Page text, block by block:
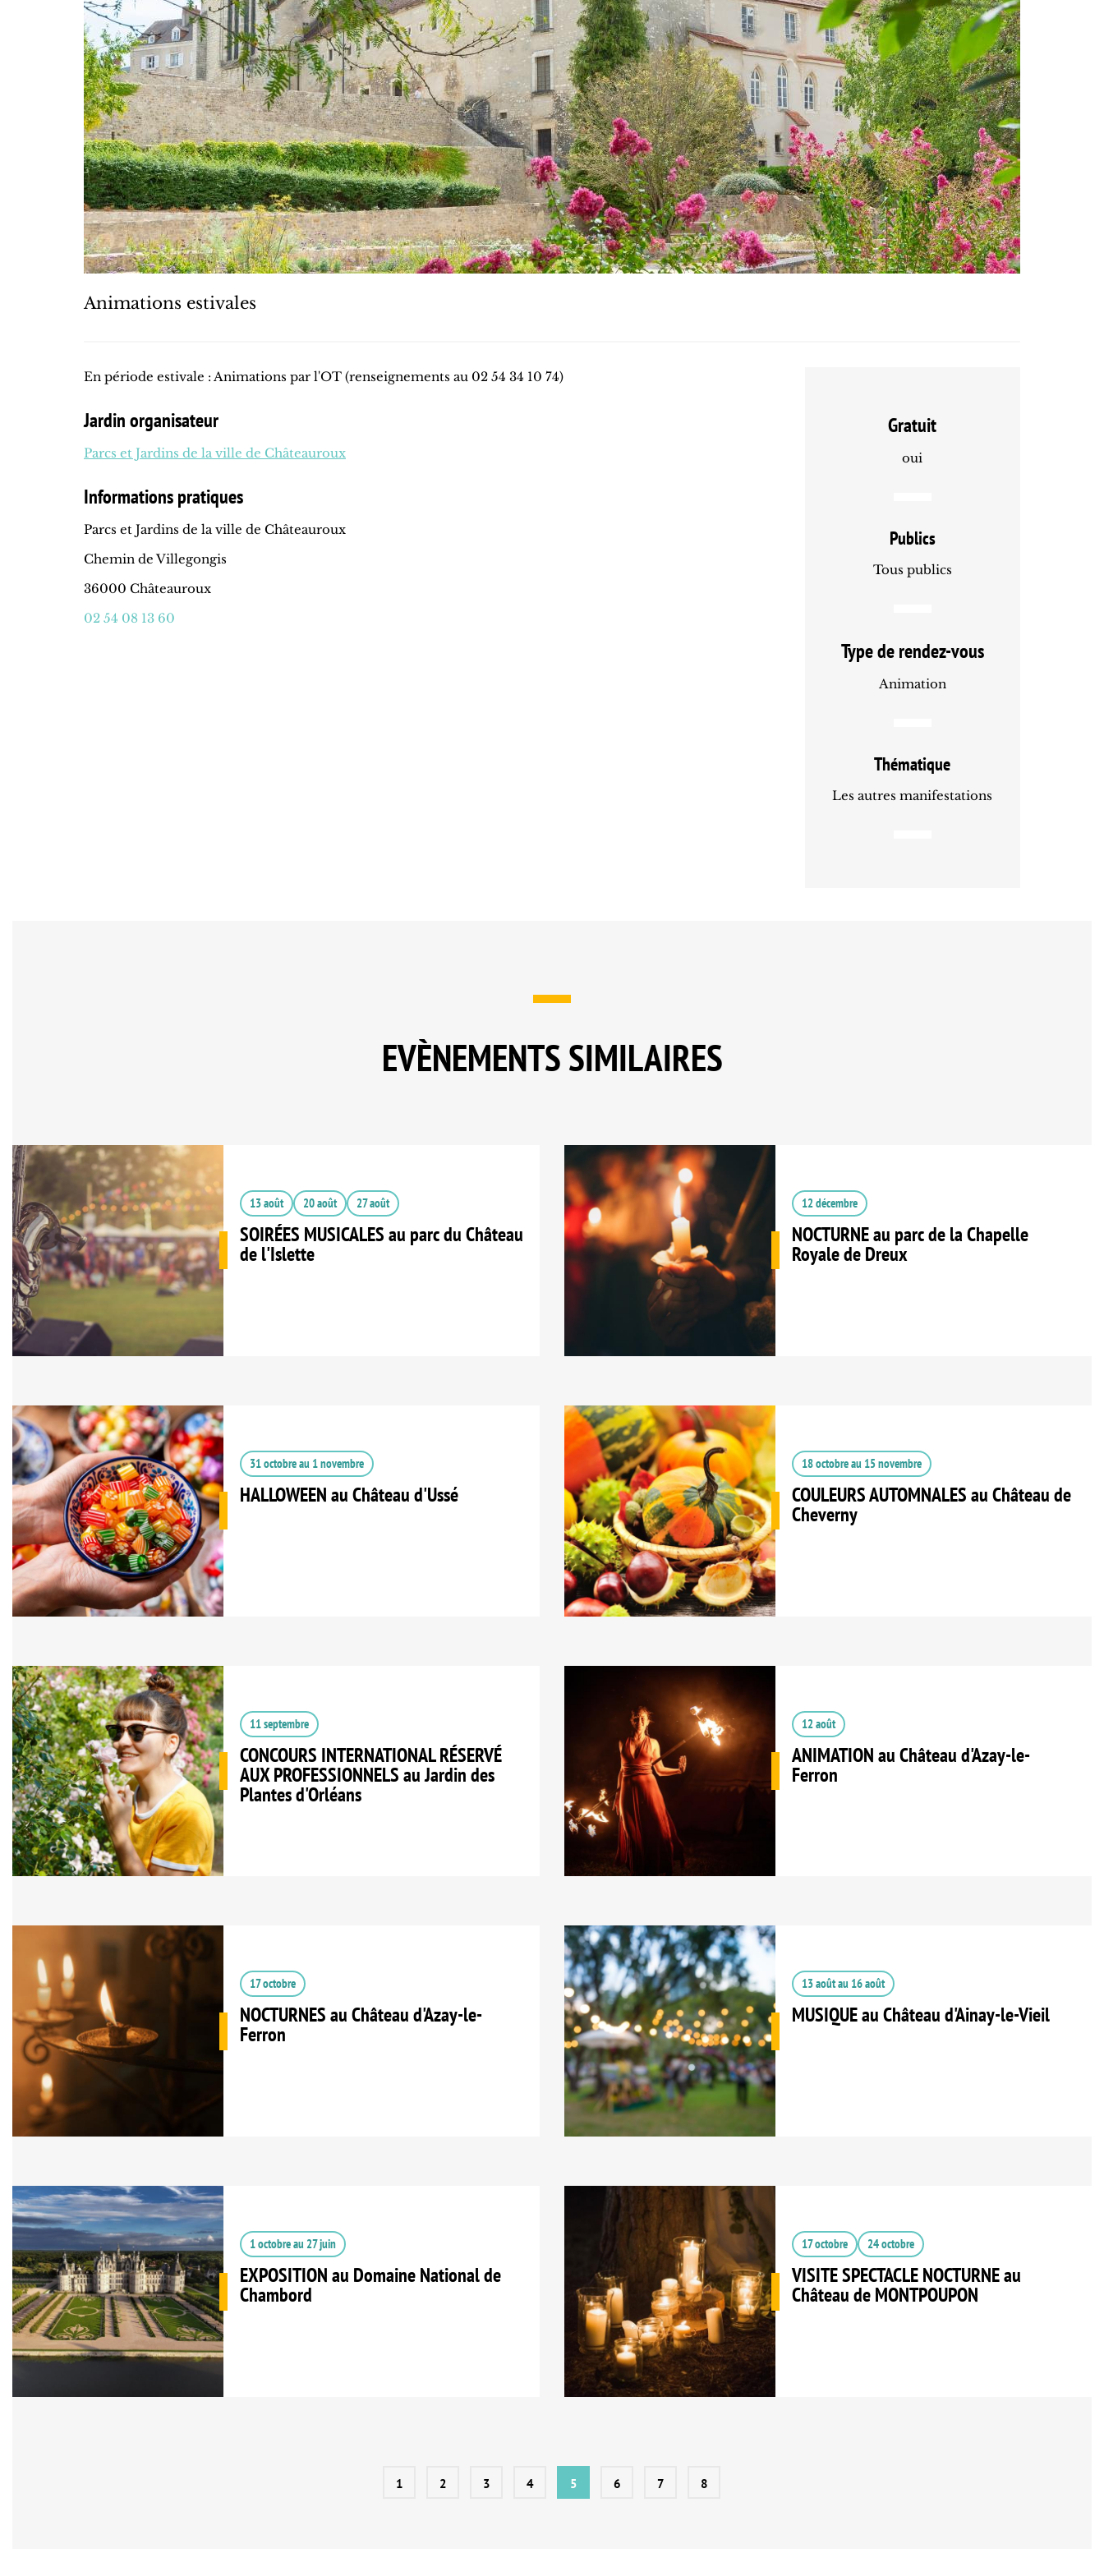
Animations estivales
En période estivale : Animations par l'OT (renseignements au 02 54 34 10 74)
Jardin organisateur
Parcs et Jardins de la ville de Châteauroux
Informations pratiques
Parcs et Jardins de la ville de Châteauroux
Chemin de Villegongis
36000 Châteauroux
02 54 08 13 60
Gratuit
oui
Publics
Tous publics
Type de rendez-vous
Animation
Thématique
Les autres manifestations
EVÈNEMENTS SIMILAIRES
13 août 20 août 27 août
SOIRÉES MUSICALES au parc du Château
de l'Islette
12 décembre
NOCTURNE au parc de la Chapelle
Royale de Dreux
31 octobreau 1 novembre
HALLOWEEN au Château d'Ussé
18 octobreau 15 novembre
COULEURS AUTOMNALES au Château de
Cheverny
11 septembre
CONCOURS INTERNATIONAL RÉSERVÉ
AUX PROFESSIONNELS au Jardin des
Plantes d'Orléans
12 août
ANIMATION au Château d'Azay-le-
Ferron
17 octobre
NOCTURNES au Château d'Azay-le-
Ferron
13 aoûtau 16 août
MUSIQUE au Château d'Ainay-le-Vieil
1 octobreau 27 juin
EXPOSITION au Domaine National de
Chambord
17 octobre 24 octobre
VISITE SPECTACLE NOCTURNE au
Château de MONTPOUPON
1 2 3 4 5 6 7 8